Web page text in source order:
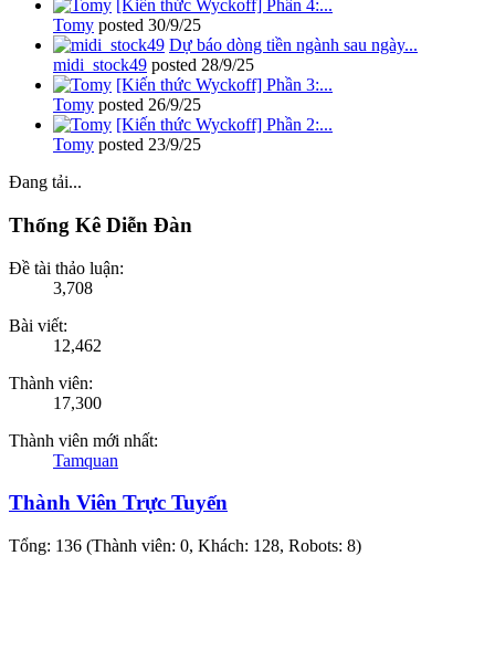
[Kiến thức Wyckoff] Phần 4:...
Tomy posted 30/9/25
Dự báo dòng tiền ngành sau ngày...
midi_stock49 posted 28/9/25
[Kiến thức Wyckoff] Phần 3:...
Tomy posted 26/9/25
[Kiến thức Wyckoff] Phần 2:...
Tomy posted 23/9/25
Đang tải...
Thống Kê Diễn Đàn
Đề tài thảo luận:
3,708
Bài viết:
12,462
Thành viên:
17,300
Thành viên mới nhất:
Tamquan
Thành Viên Trực Tuyến
Tổng: 136 (Thành viên: 0, Khách: 128, Robots: 8)